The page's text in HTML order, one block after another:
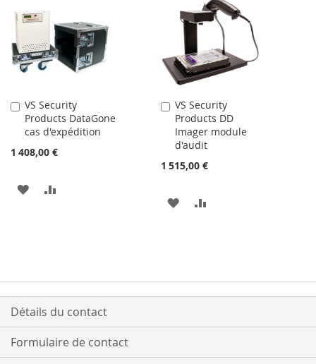
LISTE
COMPARATEUR
MA
LISTE
D’ENVIE
COMPARATEUR
VS Security
Products DataGone
cas d'expédition
1 408,00 €
Ajouter
au
panier
AJOUTER
D’ENVIE
VS Security
Products DD
Imager module
d'audit
1 515,00 €
Ajouter
au
panier
AJOUTER
D’ENVIE
Détails du contact
Formulaire de contact